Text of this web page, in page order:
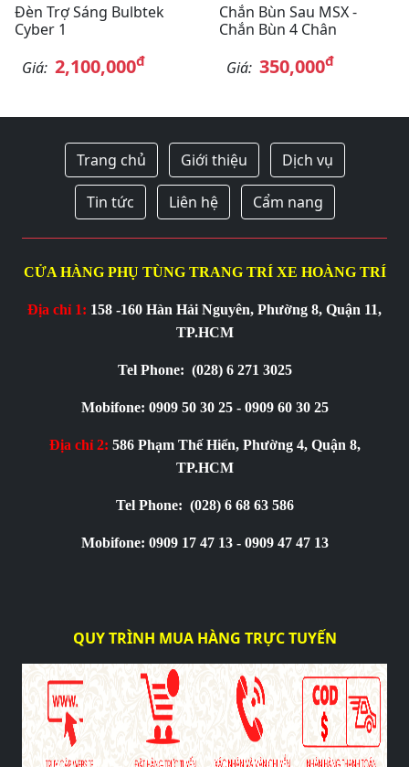
Đèn Trợ Sáng Bulbtek
Cyber 1
Giá: 2,100,000đ
Chắn Bùn Sau MSX -
Chắn Bùn 4 Chân
Giá: 350,000đ
Trang chủ Giới thiệu Dịch vụ
Tin tức Liên hệ Cẩm nang
CỬA HÀNG PHỤ TÙNG TRANG TRÍ XE HOÀNG TRÍ
Địa chỉ 1: 158 -160 Hàn Hải Nguyên, Phường 8, Quận 11,
TP.HCM
Tel Phone: (028) 6 271 3025
Mobifone: 0909 50 30 25 - 0909 60 30 25
Địa chỉ 2: 586 Phạm Thế Hiển, Phường 4, Quận 8,
TP.HCM
Tel Phone: (028) 6 68 63 586
Mobifone: 0909 17 47 13 - 0909 47 47 13
QUY TRÌNH MUA HÀNG TRỰC TUYẾN